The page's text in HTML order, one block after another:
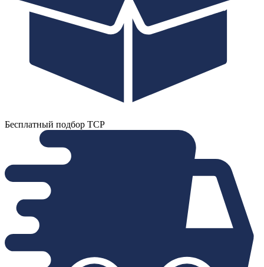
Бесплатный подбор ТСР